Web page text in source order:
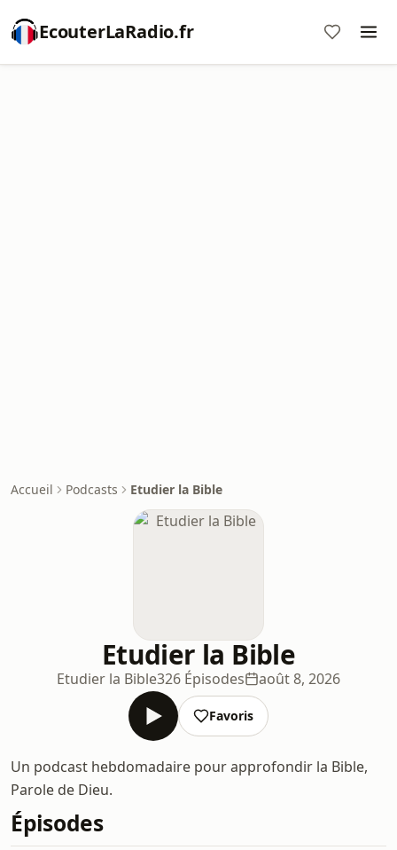
EcouterLaRadio.fr
Accueil Podcasts Etudier la Bible
Etudier la Bible
Etudier la Bible326 Épisodes août 8, 2026
Favoris
Un podcast hebdomadaire pour approfondir la Bible,
Parole de Dieu.
Épisodes